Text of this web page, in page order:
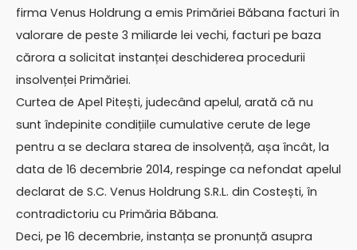
firma Venus Holdrung a emis Primăriei Băbana facturi în
valorare de peste 3 miliarde lei vechi, facturi pe baza
cărora a solicitat instanței deschiderea procedurii
insolvenței Primăriei.
Curtea de Apel Pitești, judecând apelul, arată că nu
sunt îndepinite condițiile cumulative cerute de lege
pentru a se declara starea de insolvență, așa încât, la
data de 16 decembrie 2014, respinge ca nefondat apelul
declarat de S.C. Venus Holdrung S.R.L. din Costești, în
contradictoriu cu Primăria Băbana.
Deci, pe 16 decembrie, instanța se pronunță asupra